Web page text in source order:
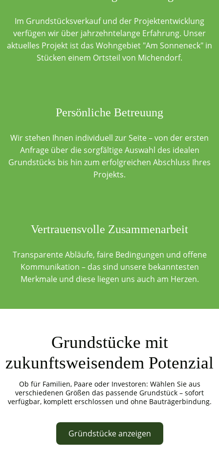
Im Grundstücksverkauf und der Projektentwicklung
verfügen wir über jahrzehntelange Erfahrung. Unser
aktuelles Projekt ist das Wohngebiet "Am Sonneneck" in
Stücken einem Ortsteil von Michendorf.
Persönliche Betreuung
Wir stehen Ihnen individuell zur Seite – von der ersten
Anfrage über die sorgfältige Auswahl des idealen
Grundstücks bis hin zum erfolgreichen Abschluss Ihres
Projekts.
Vertrauensvolle Zusammenarbeit
Transparente Abläufe, faire Bedingungen und offene
Kommunikation – das sind unsere bekanntesten
Merkmale und diese liegen uns auch am Herzen.
Grundstücke mit
zukunftsweisendem Potenzial
Ob für Familien, Paare oder Investoren: Wählen Sie aus
verschiedenen Größen das passende Grundstück – sofort
verfügbar, komplett erschlossen und ohne Bauträgerbindung.
Gründstücke anzeigen